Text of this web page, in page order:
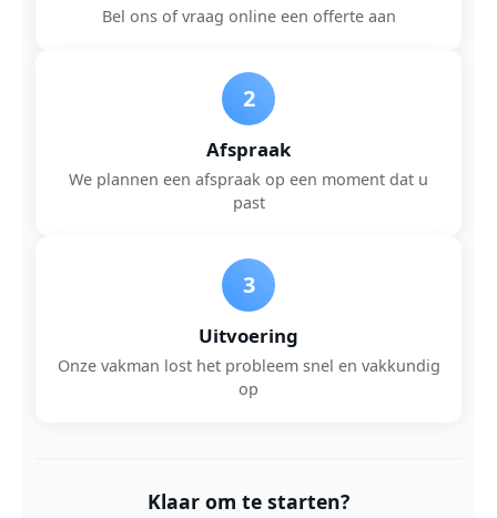
Bel ons of vraag online een offerte aan
2
Afspraak
We plannen een afspraak op een moment dat u
past
3
Uitvoering
Onze vakman lost het probleem snel en vakkundig
op
Klaar om te starten?